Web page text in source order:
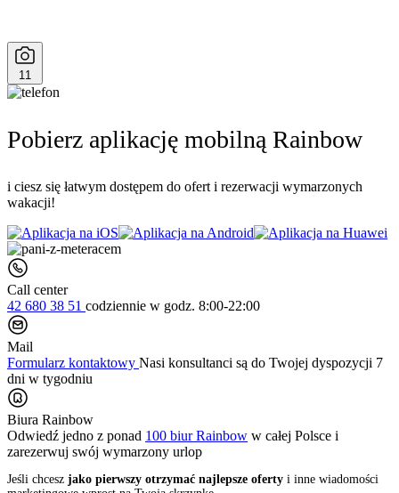
11
Pobierz aplikację mobilną Rainbow
i ciesz się łatwym dostępem do ofert i rezerwacji wymarzonych
wakacji!
Call center
42 680 38 51 codziennie w godz. 8:00-22:00
Mail
Formularz kontaktowy Nasi konsultanci są do Twojej dyspozycji 7
dni w tygodniu
Biura Rainbow
Odwiedź jedno z ponad 100 biur Rainbow w całej Polsce i
zarezerwuj swój wymarzony urlop
Jeśli chcesz jako pierwszy otrzymać najlepsze oferty i inne wiadomości